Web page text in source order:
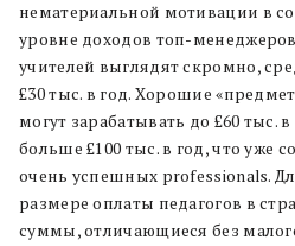
нематериальной мотивации в
уровне доходов топ-
учителей выглядят скромно,
£30 тыс. в год. Хорошие
могут зарабатывать до £60 тыс.
больше £100 тыс. в год, что уже
очень успешных professionals.
размере оплаты педагогов в
суммы, отличающиеся без